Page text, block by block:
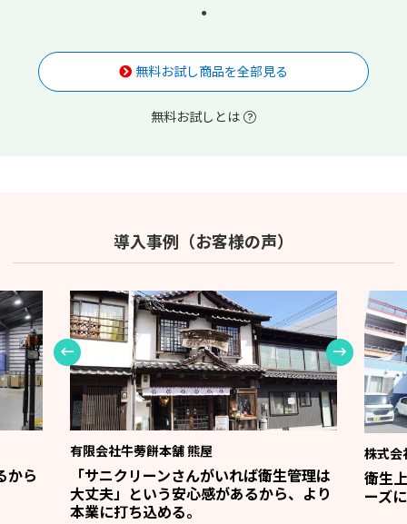
無料お試し商品を全部見る
無料お試しとは
導入事例（お客様の声）
から
有限会社牛蒡餅本舗 熊屋
「サニクリーンさんがいれば衛生管理は
大丈夫」という安心感があるから、より
本業に打ち込める。
株式会
衛生
ーズ